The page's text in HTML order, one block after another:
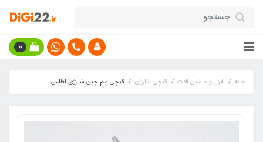
0
خانه ابزار و ماشین آلات قیچی شارژی قیچی سم چین شارژی اطلس